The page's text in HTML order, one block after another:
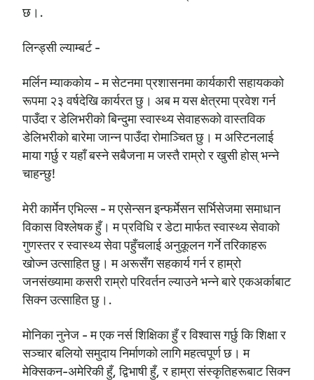
छ।.
लिन्ड्सी ल्याम्बर्ट -
मर्लिन म्याककोय - म सेटनमा प्रशासनमा कार्यकारी सहायकको
रूपमा २३ वर्षदेखि कार्यरत छु। अब म यस क्षेत्रमा प्रवेश गर्न
पाउँदा र डेलिभरीको बिन्दुमा स्वास्थ्य सेवाहरूको वास्तविक
डेलिभरीको बारेमा जान्न पाउँदा रोमाञ्चित छु। म अस्टिनलाई
माया गर्छु र यहाँ बस्ने सबैजना म जस्तै राम्रो र खुसी होस् भन्ने
चाहन्छु!
मेरी कार्मेन एभिल्स - म एसेन्सन इन्फर्मेसन सर्भिसेजमा समाधान
विकास विश्लेषक हुँ। म प्रविधि र डेटा मार्फत स्वास्थ्य सेवाको
गुणस्तर र स्वास्थ्य सेवा पहुँचलाई अनुकूलन गर्ने तरिकाहरू
खोज्न उत्साहित छु। म अरूसँग सहकार्य गर्न र हाम्रो
जनसंख्यामा कसरी राम्रो परिवर्तन ल्याउने भन्ने बारे एकअर्काबाट
सिक्न उत्साहित छु।.
मोनिका नुनेज - म एक नर्स शिक्षिका हुँ र विश्वास गर्छु कि शिक्षा र
सञ्चार बलियो समुदाय निर्माणको लागि महत्वपूर्ण छ। म
मेक्सिकन-अमेरिकी हुँ, द्विभाषी हुँ, र हाम्रा संस्कृतिहरूबाट सिक्न